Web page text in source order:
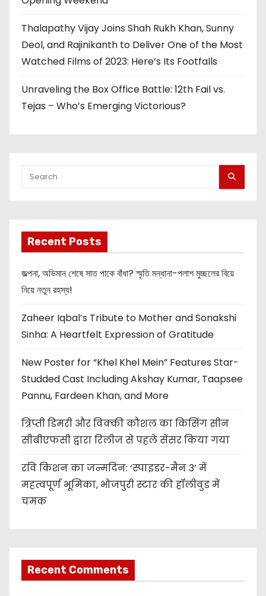
Thalapathy Vijay Joins Shah Rukh Khan, Sunny
Deol, and Rajinikanth to Deliver One of the Most
Watched Films of 2023: Here’s Its Footfalls
Unraveling the Box Office Battle: 12th Fail vs.
Tejas – Who’s Emerging Victorious?
Recent Posts
জল্পনা, অভিমান শেষে সাত পাকে বাঁধা? স্মৃতি মন্ধানা-পলাশ মুচ্ছলের বিয়ে
নিয়ে নতুন রহস্য!
Zaheer Iqbal’s Tribute to Mother and Sonakshi
Sinha: A Heartfelt Expression of Gratitude
New Poster for “Khel Khel Mein” Features Star-
Studded Cast Including Akshay Kumar, Taapsee
Pannu, Fardeen Khan, and More
त्रिप्ती डिमरी और विक्की कौशल का किसिंग सीन
सीबीएफसी द्वारा रिलीज से पहले सेंसर किया गया
रवि किशन का जन्मदिन: ‘स्पाइडर-मैन 3’ में
महत्वपूर्ण भूमिका, भोजपुरी स्टार की हॉलीवुड में
चमक
Recent Comments